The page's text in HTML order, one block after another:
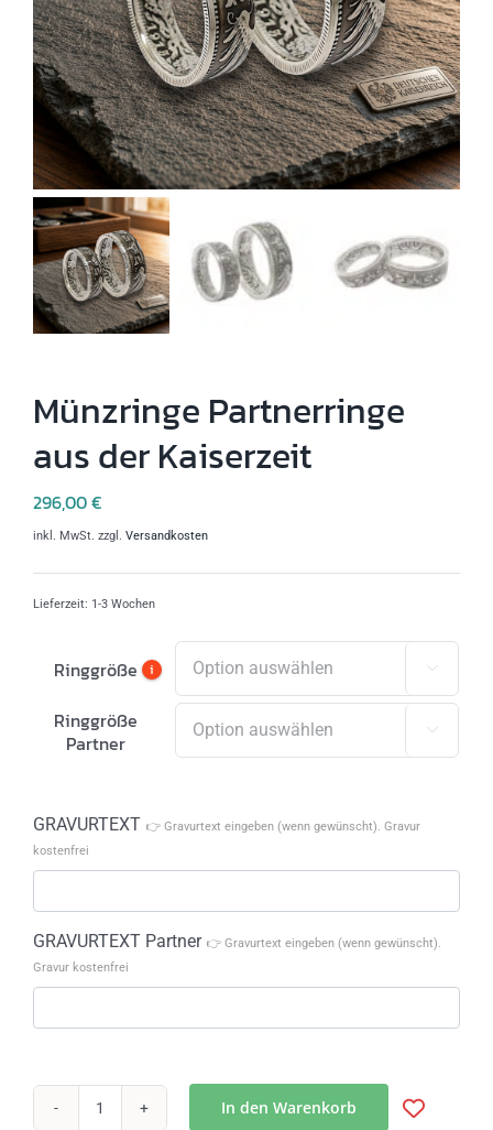
Münzringe Partnerringe
aus der Kaiserzeit
296,00€
inkl. MwSt. zzgl. Versandkosten
Lieferzeit: 1-3 Wochen
Ringgröße i 
Ringgröße
Partner

GRAVURTEXT 👉 Gravurtext eingeben (wenn gewünscht). Gravur
kostenfrei
GRAVURTEXT Partner 👉 Gravurtext eingeben (wenn gewünscht).
Gravur kostenfrei
Münzringe
In den Warenkorb